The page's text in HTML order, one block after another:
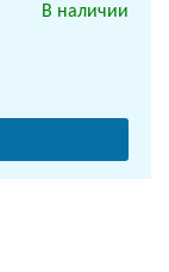
В наличии